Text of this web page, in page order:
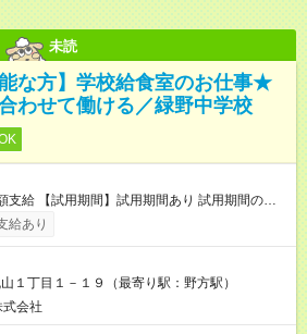
未読
能な方】学校給食室のお仕事★
わせて働ける／緑野中学校
試用期間の長
態、給与は本採用時と同じです。
給あり
１丁目１－１９（最寄り駅：野方駅）
式会社